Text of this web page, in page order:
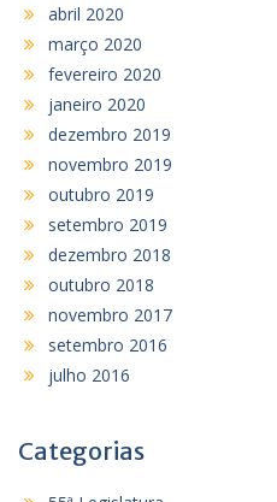
abril 2020
março 2020
fevereiro 2020
janeiro 2020
dezembro 2019
novembro 2019
outubro 2019
setembro 2019
dezembro 2018
outubro 2018
novembro 2017
setembro 2016
julho 2016
Categorias